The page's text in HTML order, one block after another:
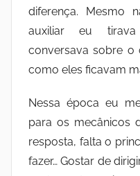
diferença. Mesmo
auxiliar eu
conversava sobre o
como eles ficavam
Nessa época eu
para os mecânicos
resposta, falta o
fazer… Gostar de